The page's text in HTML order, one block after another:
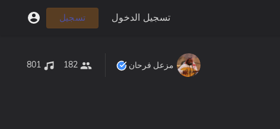
تسجيل الدخول تسجيل
مزعل فرحان